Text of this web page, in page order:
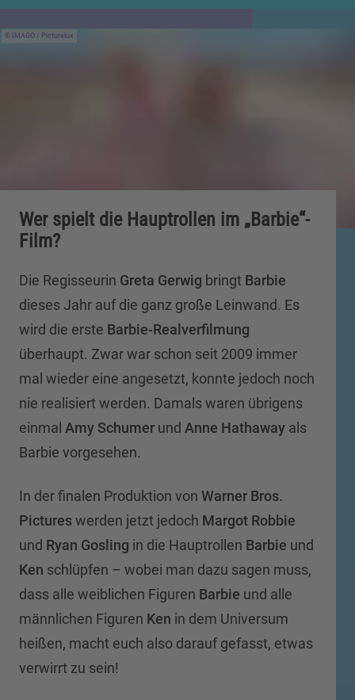
IMAGO / Picturelux
Wer spielt die Hauptrollen im „Barbie“-
Film?
Die Regisseurin Greta Gerwig bringt Barbie
dieses Jahr auf die ganz große Leinwand. Es
wird die erste Barbie-Realverfilmung
überhaupt. Zwar war schon seit 2009 immer
mal wieder eine angesetzt, konnte jedoch noch
nie realisiert werden. Damals waren übrigens
einmal Amy Schumer und Anne Hathaway als
Barbie vorgesehen.
In der finalen Produktion von Warner Bros.
Pictureswerden jetzt jedoch Margot Robbie
und Ryan Gosling in die Hauptrollen Barbie und
Ken schlüpfen – wobei man dazu sagen muss,
dass alle weiblichen Figuren Barbie und alle
männlichen Figuren Ken in dem Universum
heißen, macht euch also darauf gefasst, etwas
verwirrt zu sein!